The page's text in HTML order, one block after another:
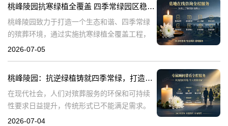
桃峰陵园抗寒绿植全覆盖 四季常绿园区稳定美观：打造生态和谐殡葬环境
桃峰陵园致力于打造一个生态和谐、四季常绿
的殡葬环境，通过实施抗寒绿植全覆盖工程，
不仅提升了园区的美观度，也确保了园区的稳
2026-07-05
桃峰陵园：抗逆绿植铸就四季常绿，打造生态绿色殡葬典范
在现代社会，人们对殡葬服务的环保和可持续
性要求日益提升，传统形式已不能满足需求。
桃峰陵园作为绿色殡葬的先行者，致力于构建
2026-07-04